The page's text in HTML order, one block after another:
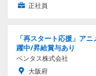
正社員
「再スタート応援」ア
躍中/昇給賞与あり
ベンタス株式会社
大阪府